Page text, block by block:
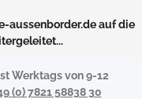
aussenborder.de auf die
Werktags von 9-12
(0) 7821 58838 30